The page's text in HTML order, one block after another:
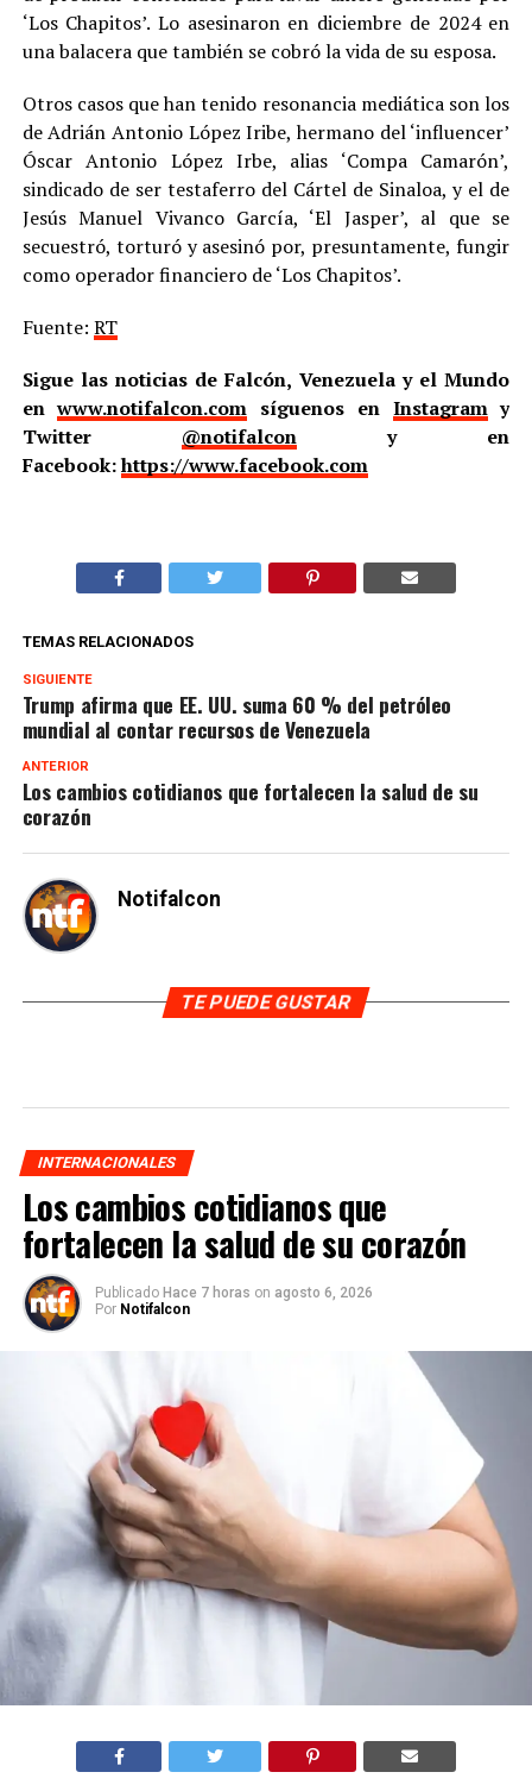
‘Los Chapitos’. Lo asesinaron en diciembre de 2024 en
una balacera que también se cobró la vida de su esposa.
Otros casos que han tenido resonancia mediática son los
de Adrián Antonio López Iribe, hermano del ‘influencer’
Óscar Antonio López Irbe, alias ‘Compa Camarón’,
sindicado de ser testaferro del Cártel de Sinaloa, y el de
Jesús Manuel Vivanco García, ‘El Jasper’, al que se
secuestró, torturó y asesinó por, presuntamente, fungir
como operador financiero de ‘Los Chapitos’.
Fuente: RT
Sigue las noticias de Falcón, Venezuela y el Mundo
enwww.notifalcon.com síguenos en Instagramy
Twitter @notifalcony en
Facebook:https://www.facebook.com
TEMAS RELACIONADOS
SIGUIENTE
Trump afirma que EE. UU. suma 60 % del petróleo
mundial al contar recursos de Venezuela
ANTERIOR
Los cambios cotidianos que fortalecen la salud de su
corazón
Notifalcon
TE PUEDE GUSTAR
INTERNACIONALES
Los cambios cotidianos que
fortalecen la salud de su corazón
Publicado Hace 7 horas on agosto 6, 2026
Por Notifalcon